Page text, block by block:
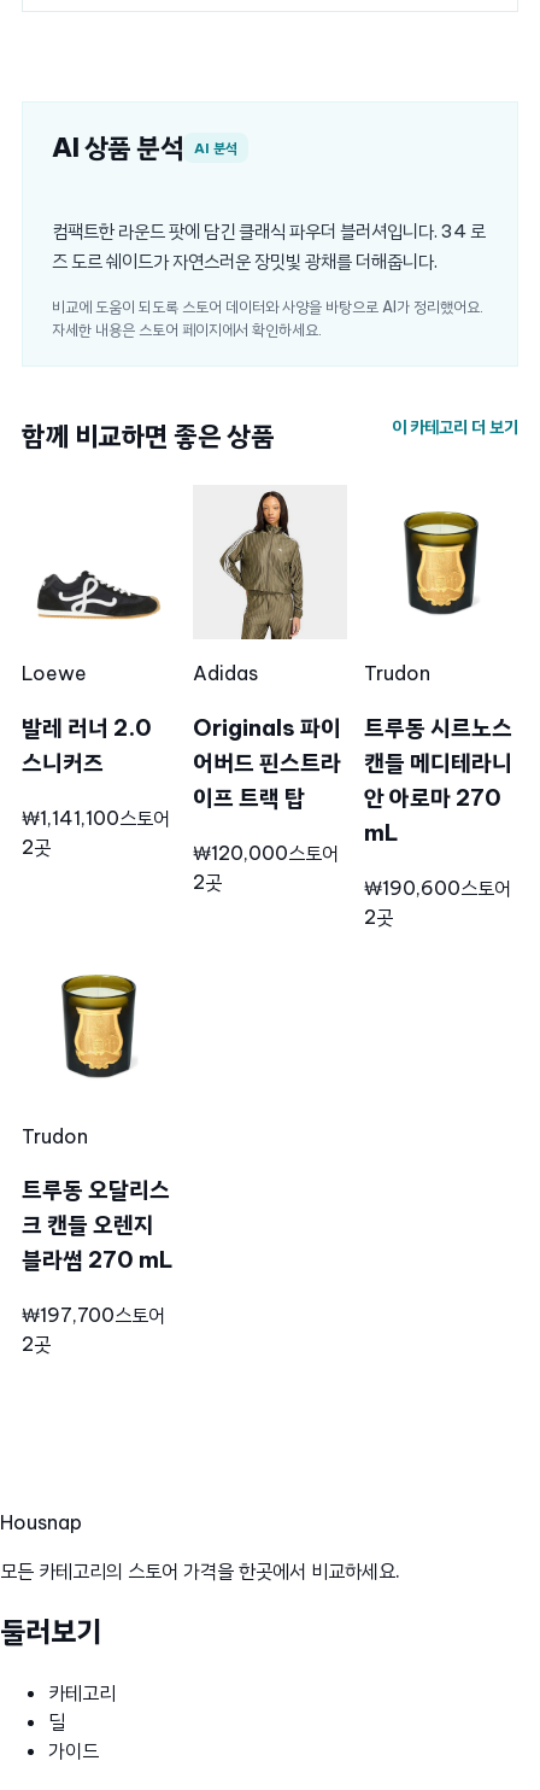
AI 상품 분석 AI 분석
컴팩트한 라운드 팟에 담긴 클래식 파우더 블러셔입니다. 34 로
즈 도르 쉐이드가 자연스러운 장밋빛 광채를 더해줍니다.
비교에 도움이 되도록 스토어 데이터와 사양을 바탕으로 AI가 정리했어요.
자세한 내용은 스토어 페이지에서 확인하세요.
함께 비교하면 좋은 상품 이 카테고리 더 보기
Loewe
발레 러너 2.0
스니커즈
₩1,141,100스토어
2곳
Adidas
Originals 파이
어버드 핀스트라
이프 트랙 탑
₩120,000스토어
2곳
Trudon
트루동 시르노스
캔들 메디테라니
안 아로마 270
mL
₩190,600스토어
2곳
Trudon
트루동 오달리스
크 캔들 오렌지
블라썸 270 mL
₩197,700스토어
2곳
Housnap
모든 카테고리의 스토어 가격을 한곳에서 비교하세요.
둘러보기
카테고리
딜
가이드